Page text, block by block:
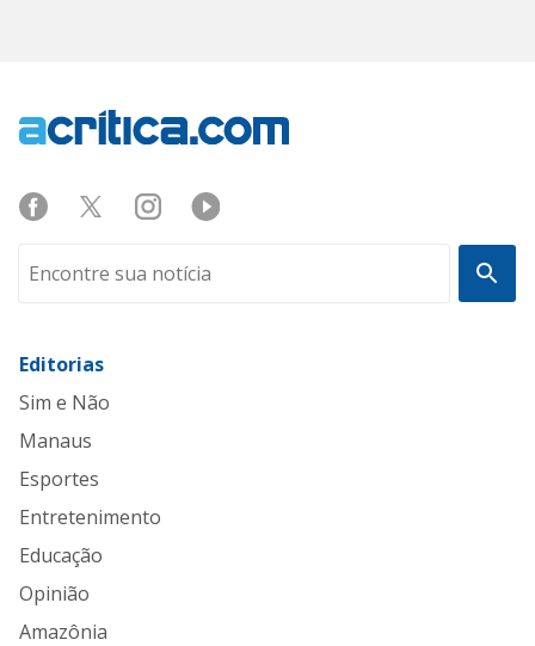
Editorias
Sim e Não
Manaus
Esportes
Entretenimento
Educação
Opinião
Amazônia